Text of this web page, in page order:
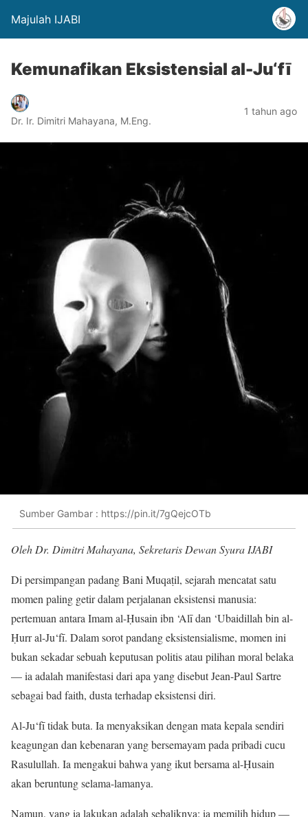
Majulah IJABI
Kemunafikan Eksistensial al-Ju‘fī
Dr. Ir. Dimitri Mahayana, M.Eng.
1 tahun ago
Sumber Gambar : https://pin.it/7gQejcOTb
Oleh Dr. Dimitri Mahayana, Sekretaris Dewan Syura IJABI
Di persimpangan padang Bani Muqaṭil, sejarah mencatat satu
momen paling getir dalam perjalanan eksistensi manusia:
pertemuan antara Imam al-Ḥusain ibn ‘Alī dan ‘Ubaidillah bin al-
Ḥurr al-Ju‘fī. Dalam sorot pandang eksistensialisme, momen ini
bukan sekadar sebuah keputusan politis atau pilihan moral belaka
— ia adalah manifestasi dari apa yang disebut Jean-Paul Sartre
sebagai bad faith, dusta terhadap eksistensi diri.
Al-Ju‘fī tidak buta. Ia menyaksikan dengan mata kepala sendiri
keagungan dan kebenaran yang bersemayam pada pribadi cucu
Rasulullah. Ia mengakui bahwa yang ikut bersama al-Ḥusain
akan beruntung selama-lamanya.
Namun, yang ia lakukan adalah sebaliknya: ia memilih hidup —